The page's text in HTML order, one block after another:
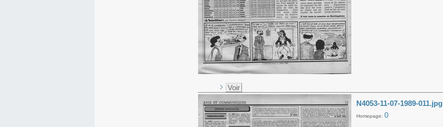
Voir
N4053-11-07-1989-011.jpg
Homepage: 0